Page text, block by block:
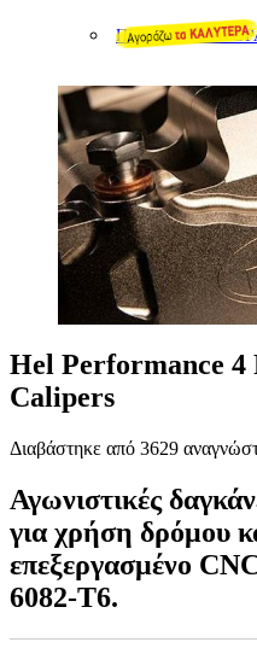
ΠΡΟΤΑΣΕΙΣ
Hel Performance
Calipers
Διαβάστηκε από 3629
Αγωνιστικές
για χρήση δρόμου
επεξεργασμένο
6082-Τ6.